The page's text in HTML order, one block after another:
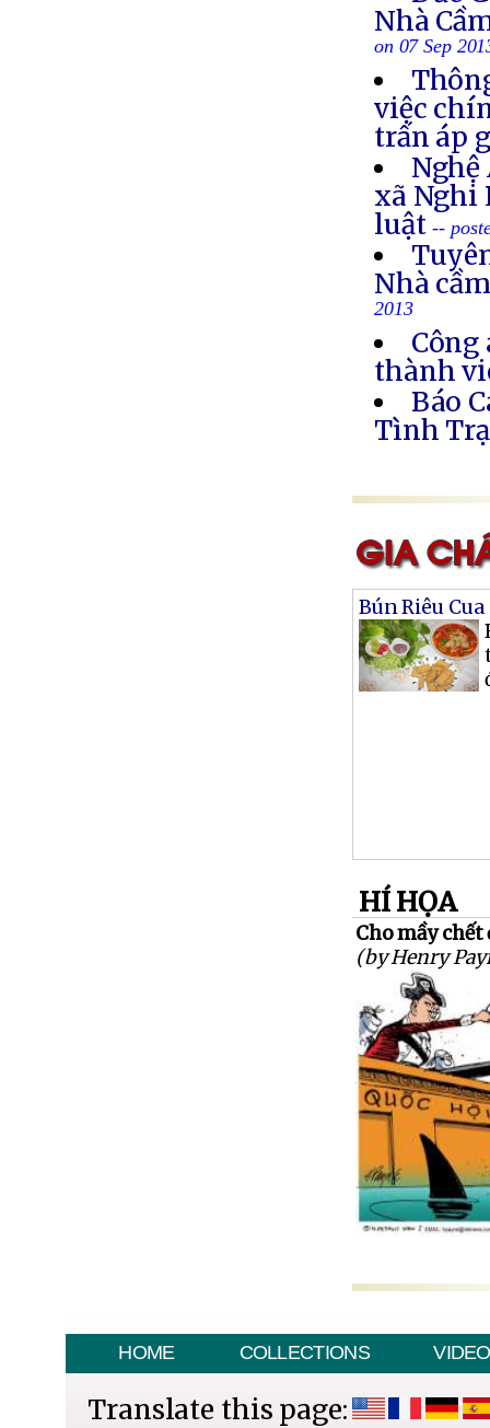
Nhà
on 07 Sep
việc
trấn áp
Nghệ
xã Nghi
luật--
Nhà
2013
thành
Báo
Tình
Bún Riêu Cua
HÍ HỌA
Cho mầy chết
(by Henry
HOME COLLECTIONS VIDEO
Translate this page: